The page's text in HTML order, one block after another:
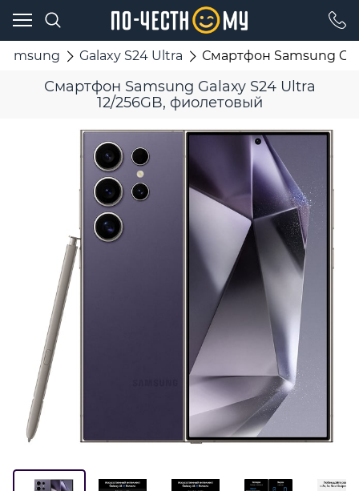
Galaxy S24 Ultra Смартфон Samsung
Смартфон Samsung Galaxy S24 Ultra
12/256GB, фиолетовый